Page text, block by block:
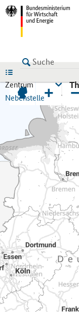
Zentrum
Nebenstelle+